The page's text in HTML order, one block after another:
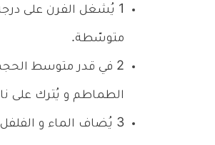
1
متوسّطة.
2 في قدر متوسط
الطماطم و يُترك على نار
3 يُضاف الماء و